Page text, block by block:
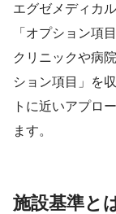
エグゼメディカ
「オプション項
クリニックや病
ション項目」を
トに近いアプロ
ます。
施設基準と